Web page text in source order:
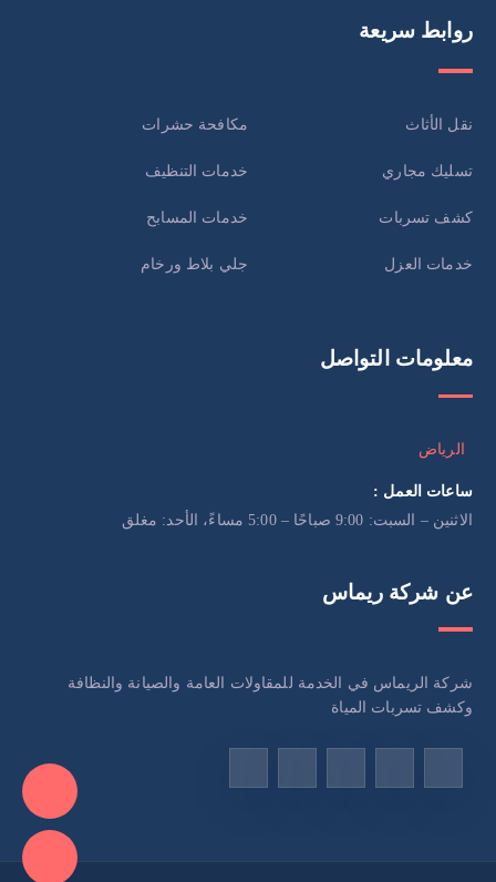
روابط سريعة
نقل الأثاث مكافحة حشرات
تسليك مجاري خدمات التنظيف
كشف تسربات خدمات المسابح
خدمات العزل جلي بلاط ورخام
معلومات التواصل
الرياض
ساعات العمل :
الاثنين – السبت: 9:00 صباحًا – 5:00 مساءً، الأحد: مغلق
عن شركة ريماس
شركة الريماس في الخدمة للمقاولات العامة والصيانة والنظافة
وكشف تسربات المياة